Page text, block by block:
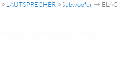
LAUTSPRECHER Subwoofer
ELAC